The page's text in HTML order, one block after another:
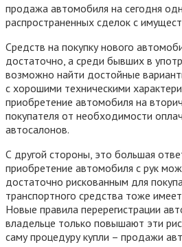
продажа автомобиля на сегодня
распространенных сделок с
Средств на покупку нового
достаточно, а среди бывших в
возможно найти достойные
с хорошими техническими
приобретение автомобиля на
покупателя от необходимости
автосалонов.
С другой стороны, это большая
приобретение автомобиля с рук
достаточно рискованным для
транспортного средства тоже
Новые правила перерегистрации
владельце только повышают эти
саму процедуру купли – продажи